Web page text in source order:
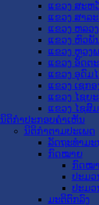
ແຂວງ ສະຫ
ແຂວງ ສາລ
ແຂວງ ຫລວ
ແຂວງ ຫົວພັ
ແຂວງ ຫຼວງ
ແຂວງ ອັດຕ
ແຂວງ ອຸດົມ
ແຂວງ ເຊກອ
ແຂວງ ໄຊຍ
ແຂວງ ໄຊສົ
ນິຕິກໍາປະກອບຄໍາເຫັນ
ນິຕິກໍາຕາມປະເພດ
ລັດຖະທໍາມະ
ກົດໝາຍ
ກົດໝ
ປະມ
ປະມ
ມະຕິຕົກລົງ